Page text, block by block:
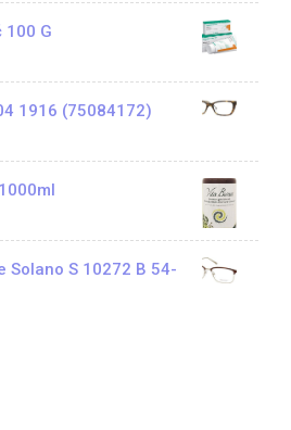
100 G
1916 (75084172)
Solano S 10272 B 54-